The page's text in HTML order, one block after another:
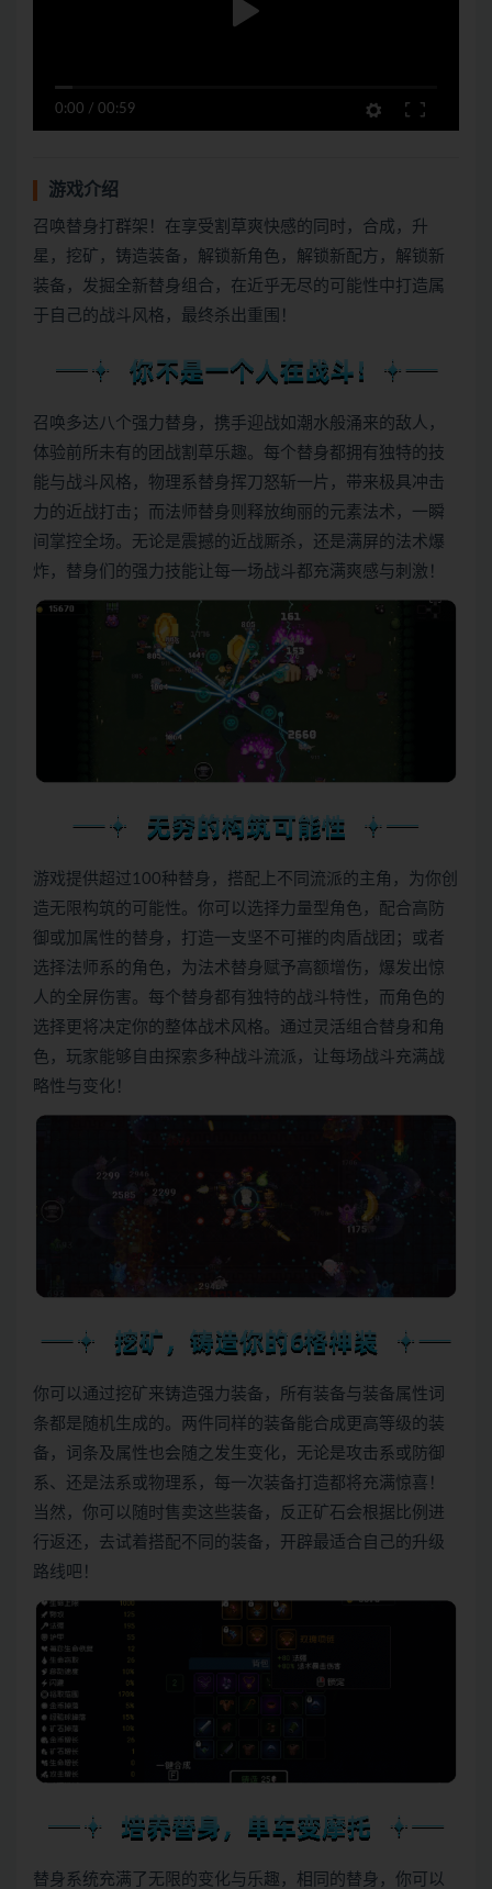
0:00 / 00:59
游戏介绍
召唤替身打群架！在享受割草爽快感的同时，合成，升
星，挖矿，铸造装备，解锁新角色，解锁新配方，解锁新
装备，发掘全新替身组合，在近乎无尽的可能性中打造属
于自己的战斗风格，最终杀出重围！
召唤多达八个强力替身，携手迎战如潮水般涌来的敌人，
体验前所未有的团战割草乐趣。每个替身都拥有独特的技
能与战斗风格，物理系替身挥刀怒斩一片，带来极具冲击
力的近战打击；而法师替身则释放绚丽的元素法术，一瞬
间掌控全场。无论是震撼的近战厮杀，还是满屏的法术爆
炸，替身们的强力技能让每一场战斗都充满爽感与刺激！
游戏提供超过100种替身，搭配上不同流派的主角，为你创
造无限构筑的可能性。你可以选择力量型角色，配合高防
御或加属性的替身，打造一支坚不可摧的肉盾战团；或者
选择法师系的角色，为法术替身赋予高额增伤，爆发出惊
人的全屏伤害。每个替身都有独特的战斗特性，而角色的
选择更将决定你的整体战术风格。通过灵活组合替身和角
色，玩家能够自由探索多种战斗流派，让每场战斗充满战
略性与变化！
你可以通过挖矿来铸造强力装备，所有装备与装备属性词
条都是随机生成的。两件同样的装备能合成更高等级的装
备，词条及属性也会随之发生变化，无论是攻击系或防御
系、还是法系或物理系，每一次装备打造都将充满惊喜！
当然，你可以随时售卖这些装备，反正矿石会根据比例进
行返还，去试着搭配不同的装备，开辟最适合自己的升级
路线吧！
替身系统充满了无限的变化与乐趣，相同的替身，你可以